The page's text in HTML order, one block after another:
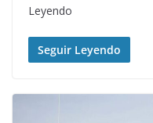
Leyendo
Seguir Leyendo